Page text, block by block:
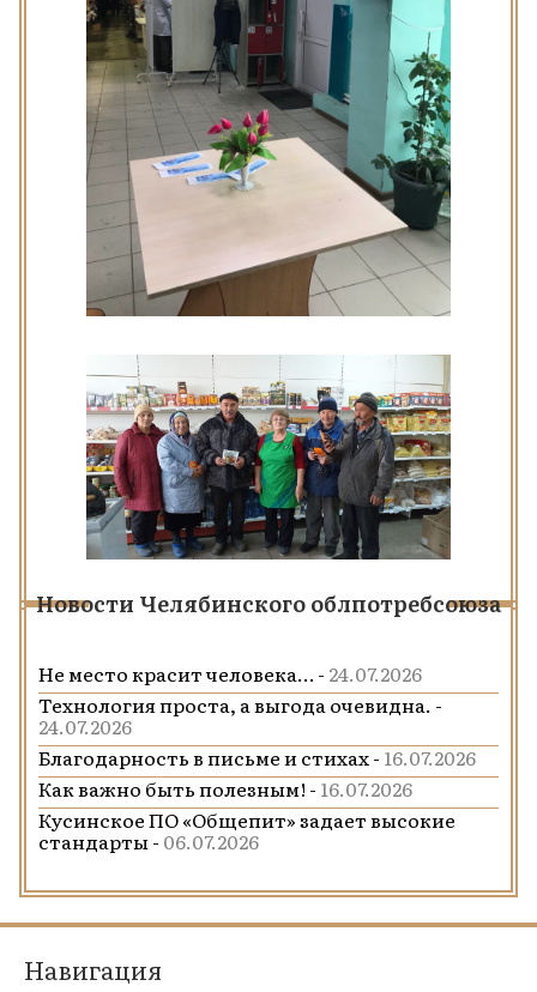
Новости Челябинского облпотребсоюза
Не место красит человека… - 24.07.2026
Технология проста, а выгода очевидна. -
24.07.2026
Благодарность в письме и стихах - 16.07.2026
Как важно быть полезным! - 16.07.2026
Кусинское ПО «Общепит» задает высокие
стандарты - 06.07.2026
Навигация